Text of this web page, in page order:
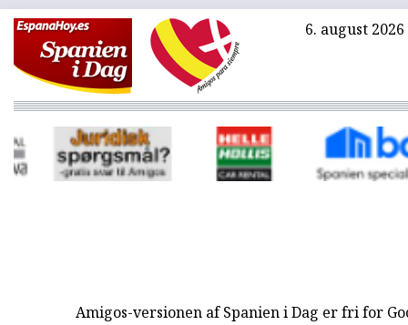
6. august 2026
Amigos-versionen af Spanien i Dag er fri for